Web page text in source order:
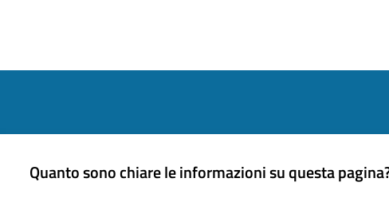
Quanto sono chiare le informazioni su questa